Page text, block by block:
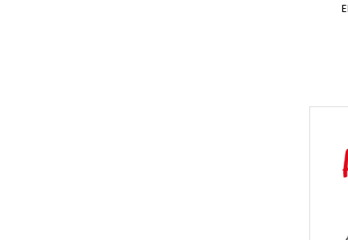
EL EMPERADOR -